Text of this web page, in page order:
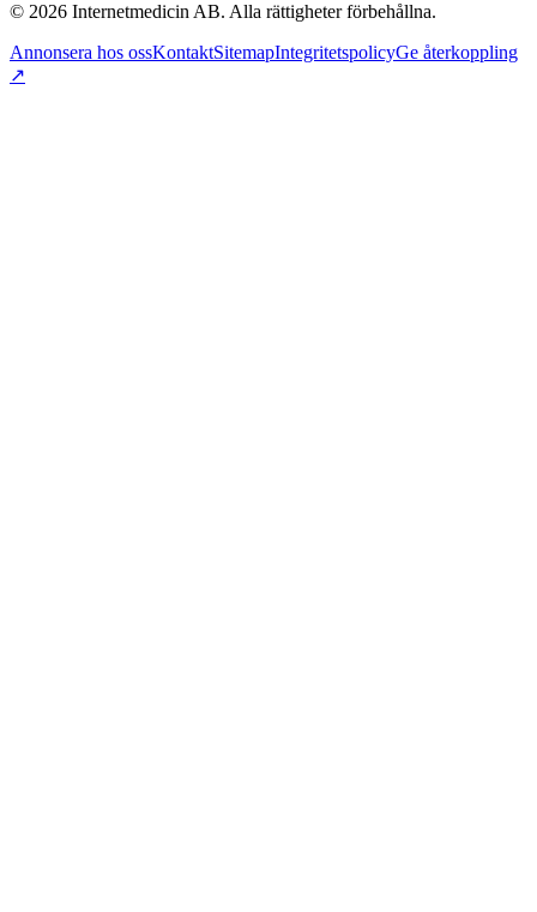
© 2026 Internetmedicin AB. Alla rättigheter förbehållna.
Annonsera hos ossKontaktSitemapIntegritetspolicyGe återkoppling
↗